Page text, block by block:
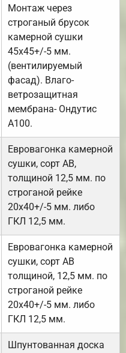
Монтаж через
строганый брусок
камерной сушки
45х45+/-5 мм.
(вентилируемый
фасад). Влаго-
ветрозащитная
мембрана- Ондутис
А100.
Евровагонка камерной
сушки, сорт АВ,
толщиной 12,5 мм. по
строганой рейке
20х40+/-5 мм. либо
ГКЛ 12,5 мм.
Евровагонка камерной
сушки, сорт АВ
толщиной, 12,5 мм. по
строганой рейке
20х40+/-5 мм. либо
ГКЛ 12,5 мм.
Шпунтованная доска